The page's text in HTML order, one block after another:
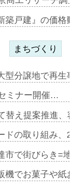
築戸建』の価
まちづくり
型分譲地で再
ミナー開催…
替え提案推進
ドの取り組み
市で街びらき=
機でお菓子や